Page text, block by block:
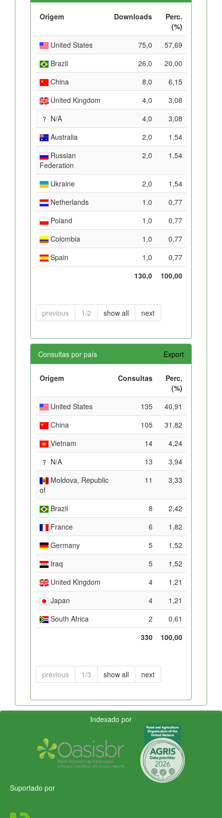
Origem Downloads
Perc.
(%)
United States
75,0
57,69
Brazil
26,0
20,00
China
8,0
6,15
United Kingdom
4,0
3,08
N/A
4,0
3,08
Australia
2,0
1,54
Russian
Federation
2,0 1,54
Ukraine 2,0
1,54
Netherlands
1,0
0,77
Poland
1,0
0,77
Colombia
1,0
0,77
Spain
1,0
0,77
130,0
100,00
previous 1/2 show all next
Consultas por país Export
Origem Consultas
Perc.
(%)
United States
135
40,91
China
105
31,82
Vietnam
14
4,24
N/A
13
3,94
Moldova, Republic
of
11 3,33
Brazil 8
2,42
France
6
1,82
Germany
5
1,52
Iraq
5
1,52
United Kingdom
4
1,21
Japan
4
1,21
South Africa
2
0,61
330
100,00
previous 1/3 show all next
Indexado por
Suportado por